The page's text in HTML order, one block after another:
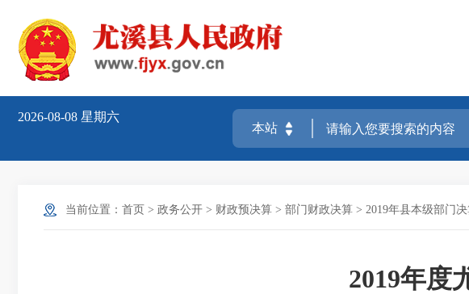
2026-08-08 星期六
当前位置： 首页 > 政务公开 > 财政预决算 > 部门财政决算 > 2019年县本级部门
2019年度